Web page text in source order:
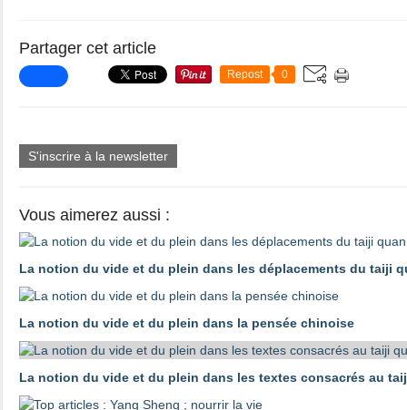
Partager cet article
Repost 0
S'inscrire à la newsletter
Vous aimerez aussi :
La notion du vide et du plein dans les déplacements du taiji
La notion du vide et du plein dans la pensée chinoise
La notion du vide et du plein dans les textes consacrés au